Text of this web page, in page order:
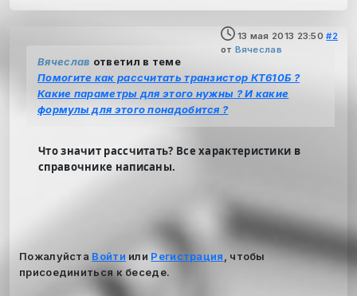
13 мая 2013 23:50 #2
от Вячеслав
Вячеслав ответил в теме
Помогите как рассчитать транзистор КТ610Б ?
Какие параметры для этого нужны ? И какие
формулы для этого понадобится ?
Что значит рассчитать? Все характеристики в
справочнике написаны.
Пожалуйста Войти или Регистрация
, чтобы
присоединиться к беседе.